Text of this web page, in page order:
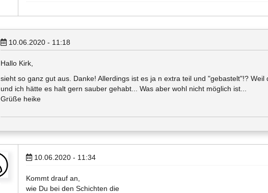
10.06.2020 - 11:18
Hallo Kirk,
sieht so ganz gut aus. Danke! Allerdings ist es ja n extra teil und "gebastelt"!?
und ich hätte es halt gern sauber gehabt... Was aber wohl nicht möglich ist...
Grüße heike
10.06.2020 - 11:34
Kommt drauf an,
wie Du bei den Schichten die